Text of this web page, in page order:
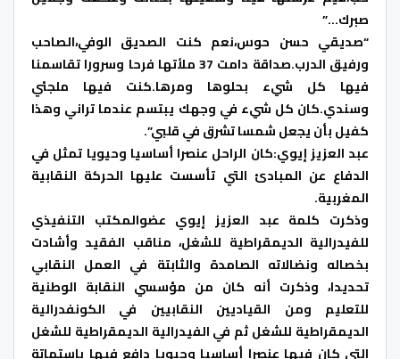
صبرك…”
“صديقي حسن حوس،نعم كنت الصديق الوفي،الصاحب
ورفيق الدرب.صداقة دامت 37 ملأتها فرحا وسرورا تقاسمنا
فيها كل شيء بحلوها ومرها.كنت فيها ملجئي
وسندي.كان كل شيء في وجهك يبتسم عندما تراني وهذا
كفيل بأن يجعل شمسا تشرق في قلبي”.
عبد العزيز إيوي:كان الراحل عنصرا أساسيا وحيويا تمثل في
الدفاع عن المبادئ التي تأسست عليها الحركة النقابية
المغربية.
وذكرت كلمة عبد العزيز إيوي عضوالمكتب التنفيذي
للفيدرالية الديمقراطية للشغل، مناقب الفقيد وأشادت
بخصاله ونضالاته الصامدة والثابتة في العمل النقابي
تحديدا، وذكرت أنه كان من مؤسسي النقابة الوطنية
للتعليم ومن القياديين النقابيين في الكونفدرالية
الديمقراطية للشغل ثم في الفيدرالية الديمقراطية للشغل
التي كان فيها عنصرا أساسيا وحيويا دافع فيها باستماتة